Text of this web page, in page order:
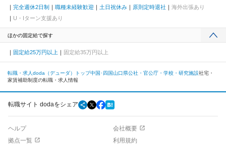
完全週休2日制
職種未経験歓迎 土日祝休み 原則定時退社
海外出張あり
U・Iターン支援あり
ほかの固定給で探す
固定給25万円以上 固定給35万円以上
転職・求人doda（デューダ）トップ中国･四国山口県公社・官公庁・学校・研究施設社宅・
家賃補助制度の転職・求人情報
転職サイト dodaをシェア
ヘルプ
会社概要
拠点一覧
利用規約